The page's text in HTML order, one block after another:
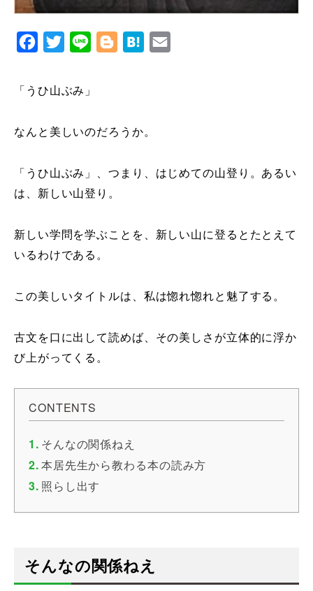
Facebook
TwitterLine BloggerHatena
「うひ山ぶみ」
なんと美しいのだろうか。
「うひ山ぶみ」、つまり、はじめての山登り。あるい
は、新しい山登り。
新しい学問を学ぶことを、新しい山に登るとたとえて
いるわけである。
この美しいタイトルは、私は惚れ惚れと魅了する。
古文を口に出して読めば、その美しさが立体的に浮か
び上がってくる。
CONTENTS
そんなの関係ねえ
本居先生から教わる本の読み方
照らし出す
そんなの関係ねえ